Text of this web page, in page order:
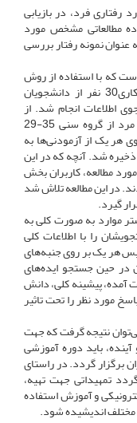
فرد، در بازیابی
مطالعاتی مشخص مورد
نمونه رفتار بررسی
که با استفاده از روش
مشاهده اجرا شده است. این مطالعه با همکاری30 نفر از دانشجویان
اطلاعات انجام شد. از
تعداد30 شرکت‌کننده، 15 نفر زن و 15 نفر مرد از گروه سنی 35-29
هر یک از آزمودنی‌ها به
شد. آنچه که در این
مطالعه، کاربران بخش
در این مطالعه تلاش شد
گیرد.
موارد به صورت کلی به
را با اطلاعات کلی
هر یک بر روی جنبه‌های
در حین جستجو ایده‌های
آمده، پیشینه کلی، دانش
مورد نظر را تحت تاثیر
نتیجه گرفت که جهت
باید دوره آموزشی
برگزار گردد. در راستای
تمهیداتی جهت تهیه،
و آموزش استفاده
مختلف اندیشیده شود.